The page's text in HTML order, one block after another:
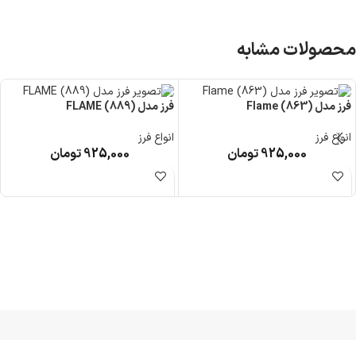
محصولات مشابه
فرز مدل Flame (863)
انواع فرز
925,000تومان
فرز مدل FLAME (889)
انواع فرز
925,000تومان